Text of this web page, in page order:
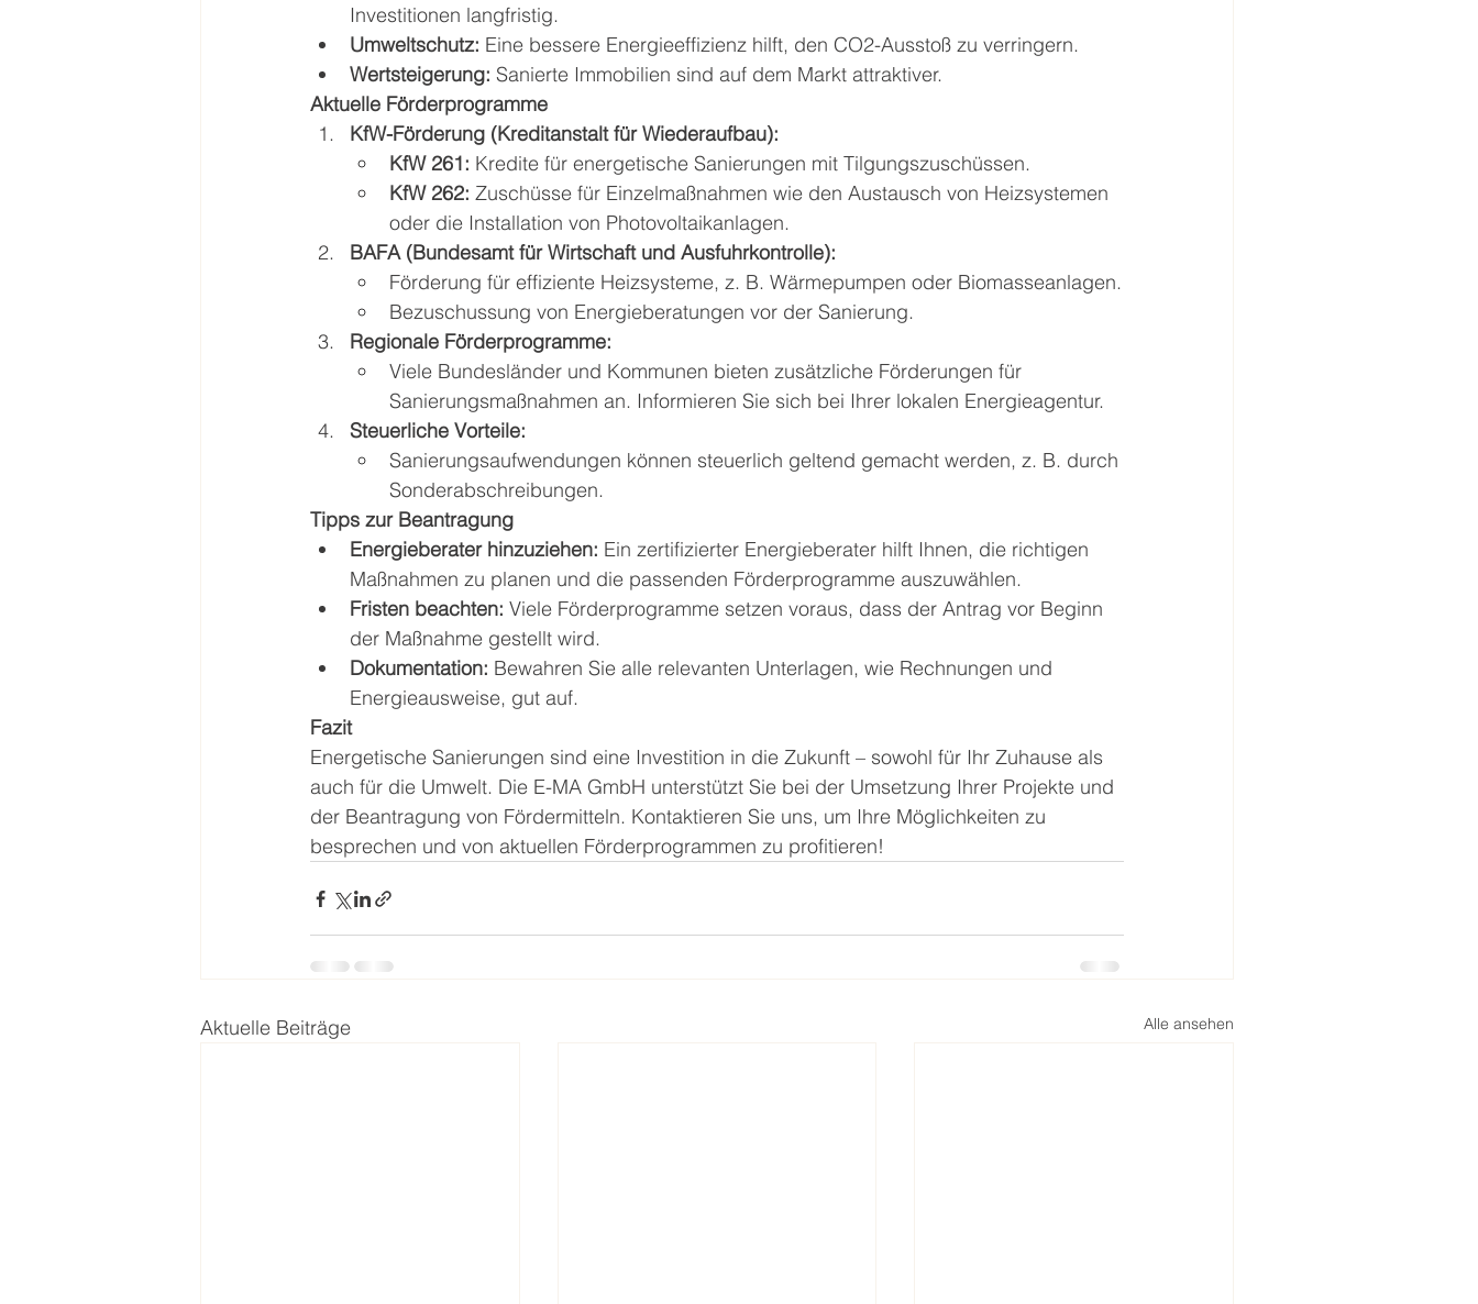
Investitionen langfristig.
Umweltschutz: Eine bessere Energieeffizienz hilft, den CO2-Ausstoß zu verringern.
Wertsteigerung: Sanierte Immobilien sind auf dem Markt attraktiver.
Aktuelle Förderprogramme
KfW-Förderung (Kreditanstalt für Wiederaufbau):
KfW 261: Kredite für energetische Sanierungen mit Tilgungszuschüssen.
KfW 262: Zuschüsse für Einzelmaßnahmen wie den Austausch von Heizsystemen
oder die Installation von Photovoltaikanlagen.
BAFA (Bundesamt für Wirtschaft und Ausfuhrkontrolle):
Förderung für effiziente Heizsysteme, z. B. Wärmepumpen oder Biomasseanlagen.
Bezuschussung von Energieberatungen vor der Sanierung.
Regionale Förderprogramme:
Viele Bundesländer und Kommunen bieten zusätzliche Förderungen für
Sanierungsmaßnahmen an. Informieren Sie sich bei Ihrer lokalen Energieagentur.
Steuerliche Vorteile:
Sanierungsaufwendungen können steuerlich geltend gemacht werden, z. B. durch
Sonderabschreibungen.
Tipps zur Beantragung
Energieberater hinzuziehen: Ein zertifizierter Energieberater hilft Ihnen, die richtigen
Maßnahmen zu planen und die passenden Förderprogramme auszuwählen.
Fristen beachten: Viele Förderprogramme setzen voraus, dass der Antrag vor Beginn
der Maßnahme gestellt wird.
Dokumentation: Bewahren Sie alle relevanten Unterlagen, wie Rechnungen und
Energieausweise, gut auf.
Fazit
Energetische Sanierungen sind eine Investition in die Zukunft – sowohl für Ihr Zuhause als
auch für die Umwelt. Die E-MA GmbH unterstützt Sie bei der Umsetzung Ihrer Projekte und
der Beantragung von Fördermitteln. Kontaktieren Sie uns, um Ihre Möglichkeiten zu
besprechen und von aktuellen Förderprogrammen zu profitieren!
Aktuelle Beiträge Alle ansehen